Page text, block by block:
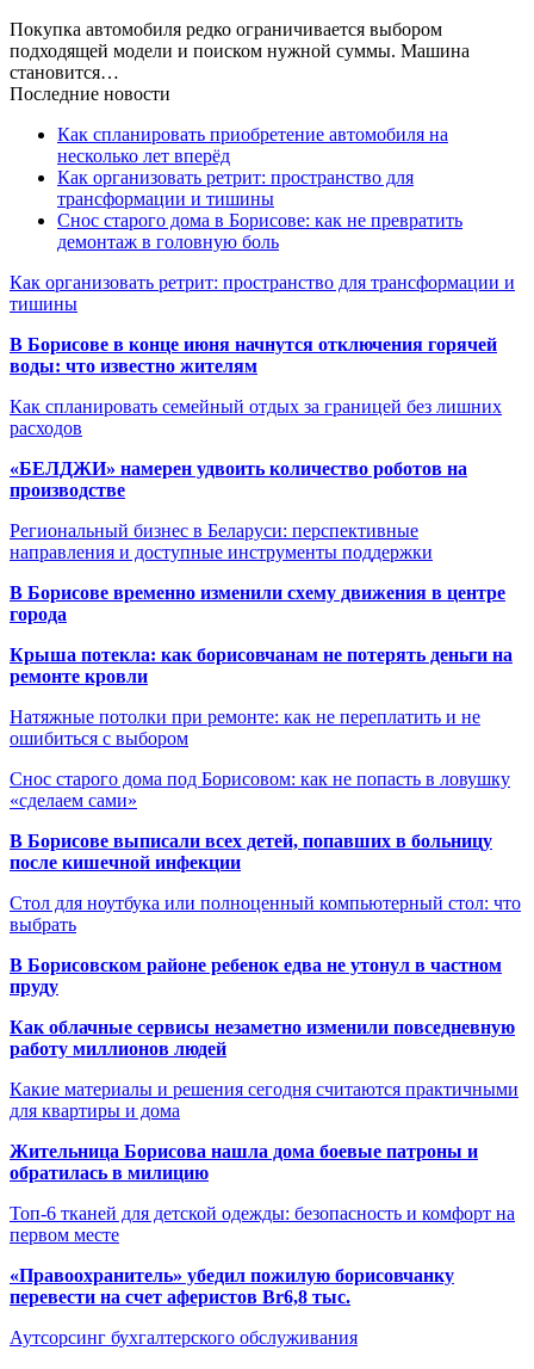
Покупка автомобиля редко ограничивается выбором
подходящей модели и поиском нужной суммы. Машина
становится…
Последние новости
Как спланировать приобретение автомобиля на
несколько лет вперёд
Как организовать ретрит: пространство для
трансформации и тишины
Снос старого дома в Борисове: как не превратить
демонтаж в головную боль
Как организовать ретрит: пространство для трансформации и
тишины
В Борисове в конце июня начнутся отключения горячей
воды: что известно жителям
Как спланировать семейный отдых за границей без лишних
расходов
«БЕЛДЖИ» намерен удвоить количество роботов на
производстве
Региональный бизнес в Беларуси: перспективные
направления и доступные инструменты поддержки
В Борисове временно изменили схему движения в центре
города
Крыша потекла: как борисовчанам не потерять деньги на
ремонте кровли
Натяжные потолки при ремонте: как не переплатить и не
ошибиться с выбором
Снос старого дома под Борисовом: как не попасть в ловушку
«сделаем сами»
В Борисове выписали всех детей, попавших в больницу
после кишечной инфекции
Стол для ноутбука или полноценный компьютерный стол: что
выбрать
В Борисовском районе ребенок едва не утонул в частном
пруду
Как облачные сервисы незаметно изменили повседневную
работу миллионов людей
Какие материалы и решения сегодня считаются практичными
для квартиры и дома
Жительница Борисова нашла дома боевые патроны и
обратилась в милицию
Топ-6 тканей для детской одежды: безопасность и комфорт на
первом месте
«Правоохранитель» убедил пожилую борисовчанку
перевести на счет аферистов Br6,8 тыс.
Аутсорсинг бухгалтерского обслуживания